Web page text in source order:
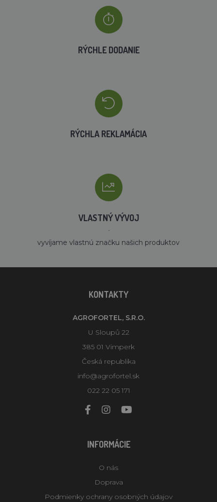
RÝCHLE DODANIE
RÝCHLA REKLAMÁCIA
VLASTNÝ VÝVOJ
´
vyvíjame vlastnú značku našich produktov
KONTAKTY
AGROFORTEL, S.R.O.
U Sloupů 22
385 01 Vimperk
Česká republika
info@agrofortel.sk
022 22 05 171
INFORMÁCIE
O nás
Doprava
Podmienky ochrany osobných údajov